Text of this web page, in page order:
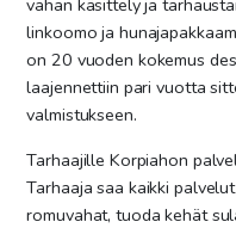
linkoomo ja
on 20 vuoden kokemus
laajennettiin pari vuotta
valmistukseen.
Tarhaajille Korpiahon
Tarhaaja saa kaikki
romuvahat, tuoda kehät